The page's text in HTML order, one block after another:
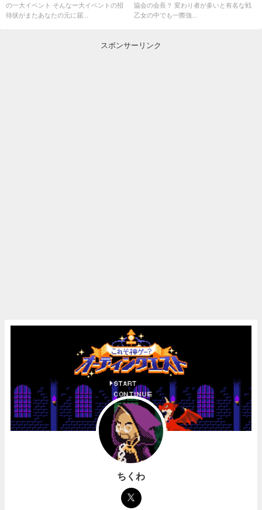
の一大イベント そんなー大イベントの招
待状がまたあなたの元に届...
協会の会長？ 変わり者が多いと有名な戦
乙女の中でも一際強...
スポンサーリンク
ちくわ